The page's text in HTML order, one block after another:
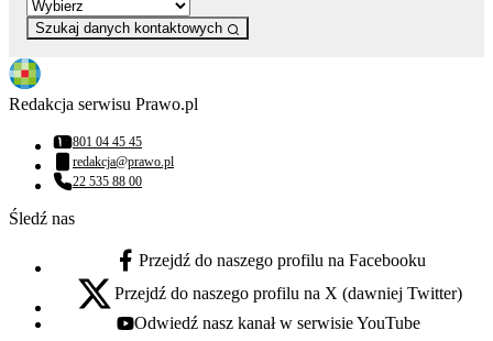
Szukaj danych kontaktowych
Redakcja serwisu Prawo.pl
Numer telefonu:
801 04 45 45
Adres email:
redakcja@prawo.pl
Numer telefonu:
22 535 88 00
Śledź nas
facebook - otwiera się w nowej karcie
Przejdź do naszego profilu na Facebooku
x - otwiera się w nowej karcie
Przejdź do naszego profilu na X (dawniej Twitter)
youtube - otwiera się w nowej karcie
Odwiedź nasz kanał w serwisie YouTube